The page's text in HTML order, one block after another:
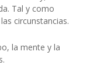
Tal y como
circunstancias.
la mente y la